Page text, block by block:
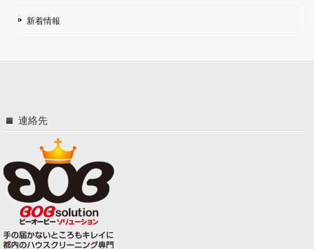
新着情報
連絡先